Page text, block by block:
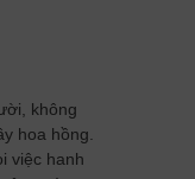
không
hoa hồng.
việc hanh